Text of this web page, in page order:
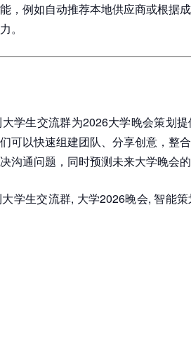
，例如自动推荐本地供应商或根据
。
学生交流群为2026大学晚会策划
可以快速组建团队、分享创意，整
沟通问题，同时预测未来大学晚会
学生交流群, 大学2026晚会, 智能